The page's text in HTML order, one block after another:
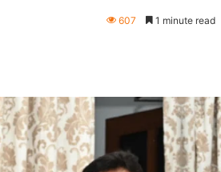
607 1 minute read